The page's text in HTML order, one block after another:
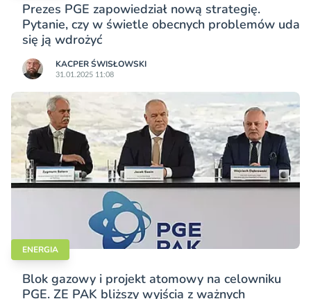
Prezes PGE zapowiedział nową strategię.
Pytanie, czy w świetle obecnych problemów uda
się ją wdrożyć
KACPER ŚWISŁO­WSKI
31.01.2025 11:08
ENERGIA
Blok gazowy i projekt atomowy na celowniku
PGE. ZE PAK bliższy wyjścia z ważnych